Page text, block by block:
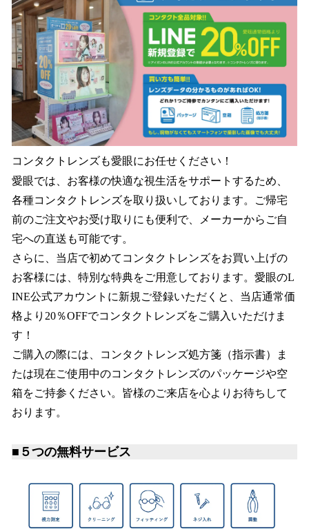
コンタクトレンズも愛眼にお任せください！
愛眼では、お客様の快適な視生活をサポートするため、
各種コンタクトレンズを取り扱いしております。ご帰宅
前のご注文やお受け取りにも便利で、メーカーからご自
宅への直送も可能です。
さらに、当店で初めてコンタクトレンズをお買い上げの
お客様には、特別な特典をご用意しております。愛眼のL
INE公式アカウントに新規ご登録いただくと、当店通常価
格より20％OFFでコンタクトレンズをご購入いただけま
す！
ご購入の際には、コンタクトレンズ処方箋（指示書）ま
たは現在ご使用中のコンタクトレンズのパッケージや空
箱をご持参ください。皆様のご来店を心よりお待ちして
おります。
■５つの無料サービス